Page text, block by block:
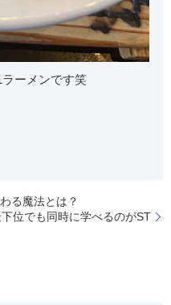
ーメンです笑
る魔法とは？
位でも同時に学べるのがST